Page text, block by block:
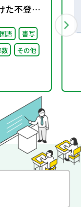
た不登校
第4回）
魅力ある
進に向け
国語
書写
その他